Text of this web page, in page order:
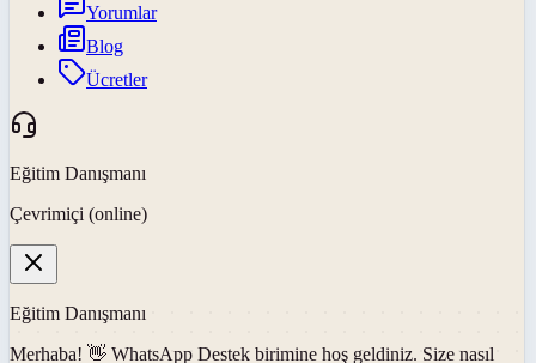
Yorumlar
Blog
Ücretler
Eğitim Danışmanı
Çevrimiçi (online)
Eğitim Danışmanı
Merhaba! 👋 WhatsApp Destek birimine hoş geldiniz. Size nasıl